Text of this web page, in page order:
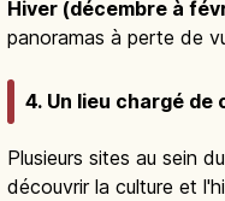
Hiver (décembre à
panoramas à perte de
4. Un lieu chargé
Plusieurs sites au sein
découvrir la culture et